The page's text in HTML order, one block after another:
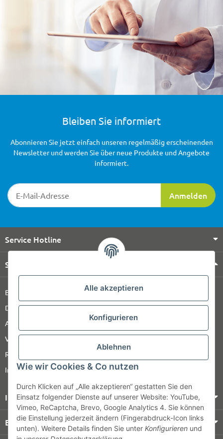
Alle akzeptieren
Konfigurieren
Ablehnen
Wie wir Cookies & Co nutzen
Durch Klicken auf „Alle akzeptieren“ gestatten Sie den
Einsatz folgender Dienste auf unserer Website: YouTube,
Vimeo, ReCaptcha, Brevo, Google Analytics 4. Sie können
die Einstellung jederzeit ändern (Fingerabdruck-Icon links
unten). Weitere Details finden Sie unter Konfigurieren und
Bleiben Sie informiert
Newsletter-Registrierung
Anmelden
Abonnieren Sie jetzt einfach unseren regelmäßig erscheinenden
Newsletter und werden Sie über neue Produkte und Angebote
informiert.
Service Hotline
Shop Service
Barrierefreiheitserklärung
Datenschutz
AGB
Versandinformationen
Retour
Impressum
Informationen
Bezahlung & Versand